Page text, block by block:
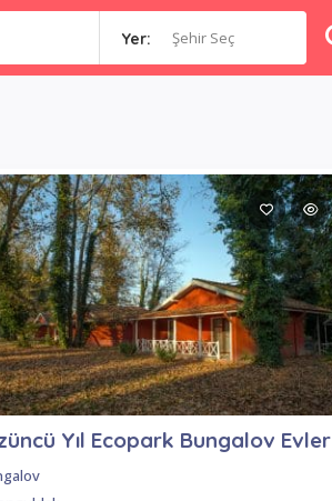
Yer: Şehir Seç
Yıl Ecopark Bungalov Evler